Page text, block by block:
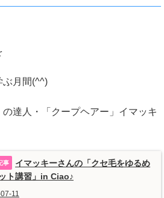
ぶ月間(^^)
の達人・「クープヘアー」イマッキ
イマッキーさんの「クセ毛をゆるめ
ト講習」in Ciao♪
11